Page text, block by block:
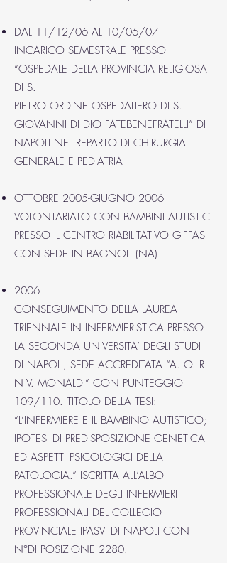
DAL 11/12/06 AL 10/06/07
INCARICO SEMESTRALE PRESSO
“OSPEDALE DELLA PROVINCIA RELIGIOSA
DI S.
PIETRO ORDINE OSPEDALIERO DI S.
GIOVANNI DI DIO FATEBENEFRATELLI” DI
NAPOLI NEL REPARTO DI CHIRURGIA
GENERALE E PEDIATRIA
OTTOBRE 2005-GIUGNO 2006
VOLONTARIATO CON BAMBINI AUTISTICI
PRESSO IL CENTRO RIABILITATIVO GIFFAS
CON SEDE IN BAGNOLI (NA)
2006
CONSEGUIMENTO DELLA LAUREA
TRIENNALE IN INFERMIERISTICA PRESSO
LA SECONDA UNIVERSITA’ DEGLI STUDI
DI NAPOLI, SEDE ACCREDITATA “A. O. R.
N V. MONALDI” CON PUNTEGGIO
109/110. TITOLO DELLA TESI:
“L’INFERMIERE E IL BAMBINO AUTISTICO;
IPOTESI DI PREDISPOSIZIONE GENETICA
ED ASPETTI PSICOLOGICI DELLA
PATOLOGIA.” ISCRITTA ALL’ALBO
PROFESSIONALE DEGLI INFERMIERI
PROFESSIONALI DEL COLLEGIO
PROVINCIALE IPASVI DI NAPOLI CON
N°DI POSIZIONE 2280.